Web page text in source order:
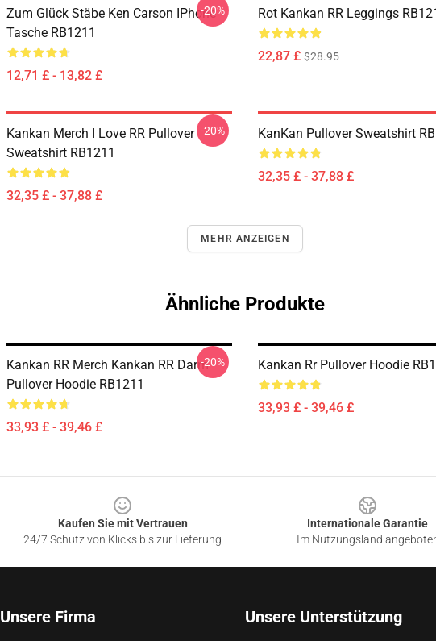
Zum Glück Stäbe Ken Carson IPhone
Tasche RB1211
12,71 £ - 13,82 £
-20% Rot Kankan RR Leggings
22,87 £ $28.95
Kankan Merch I Love RR Pullover
Sweatshirt RB1211
32,35 £ - 37,88 £
-20% KanKan Pullover Sweatshirt
32,35 £ - 37,88 £
MEHR ANZEIGEN
Ähnliche Produkte
Kankan RR Merch Kankan RR Darm
Pullover Hoodie RB1211
33,93 £ - 39,46 £
-20% Kankan Rr Pullover Hoodie
33,93 £ - 39,46 £
Kaufen Sie mit Vertrauen
24/7 Schutz von Klicks bis zur Lieferung
Internationale Garantie
Im Nutzungsland
Unsere Firma Unsere Unterstützung